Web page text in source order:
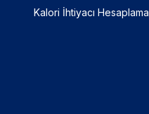
Kalori İhtiyacı Hesaplama